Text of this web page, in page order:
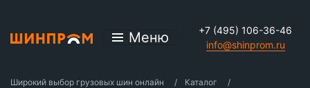
Меню
+7 (495) 106-36-46
info@shinprom.ru
Широкий выбор грузовых шин онлайн
Каталог